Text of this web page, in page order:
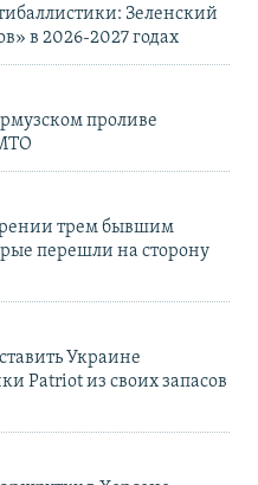
Зеленский
в 2026-2027 годах
проливе
трем бывшим
перешли на сторону
Украине
Patriot из своих запасов